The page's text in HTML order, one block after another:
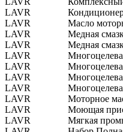
LAVR
LAVR
Масло
LAVR
Медная
LAVR
Медная
LAVR
LAVR
LAVR
LAVR
LAVR
Моторное
LAVR
Моющая
LAVR
Мягкая